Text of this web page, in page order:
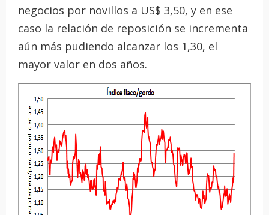
negocios por novillos a US$ 3,50, y en ese
caso la relación de reposición se incrementa
aún más pudiendo alcanzar los 1,30, el
mayor valor en dos años.